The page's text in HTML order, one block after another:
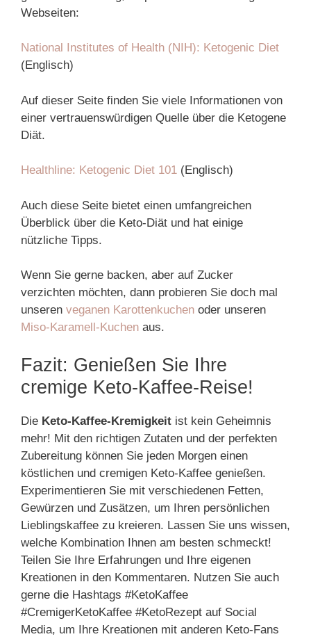
Webseiten:
National Institutes of Health (NIH): Ketogenic Diet
(Englisch)
Auf dieser Seite finden Sie viele Informationen von
einer vertrauenswürdigen Quelle über die Ketogene
Diät.
Healthline: Ketogenic Diet 101 (Englisch)
Auch diese Seite bietet einen umfangreichen
Überblick über die Keto-Diät und hat einige
nützliche Tipps.
Wenn Sie gerne backen, aber auf Zucker
verzichten möchten, dann probieren Sie doch mal
unseren veganen Karottenkuchen oder unseren
Miso-Karamell-Kuchen aus.
Fazit: Genießen Sie Ihre
cremige Keto-Kaffee-Reise!
Die Keto-Kaffee-Kremigkeit ist kein Geheimnis
mehr! Mit den richtigen Zutaten und der perfekten
Zubereitung können Sie jeden Morgen einen
köstlichen und cremigen Keto-Kaffee genießen.
Experimentieren Sie mit verschiedenen Fetten,
Gewürzen und Zusätzen, um Ihren persönlichen
Lieblingskaffee zu kreieren. Lassen Sie uns wissen,
welche Kombination Ihnen am besten schmeckt!
Teilen Sie Ihre Erfahrungen und Ihre eigenen
Kreationen in den Kommentaren. Nutzen Sie auch
gerne die Hashtags #KetoKaffee
#CremigerKetoKaffee #KetoRezept auf Social
Media, um Ihre Kreationen mit anderen Keto-Fans